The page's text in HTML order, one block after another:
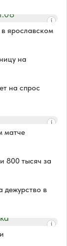
ярославском
на
на спрос
матче
800 тысяч за
дежурство в